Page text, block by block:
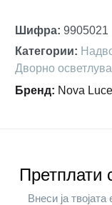
Шифра: 9905021
Категории:
Дворно
Бренд: Nova Luce
Претплати
Внеси ја